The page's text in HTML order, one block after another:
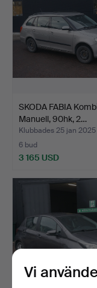
SKODA FABIA
Manuell, 90hk, 2…
Klubbades 25 jan 2025
6 bud
3 165 USD
Vi